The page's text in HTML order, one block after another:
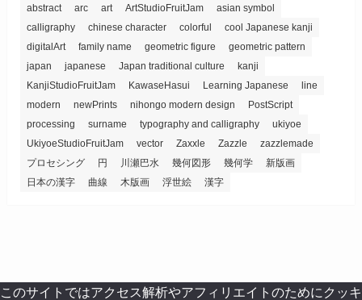
abstract arc art ArtStudioFruitJam
asian symbol
calligraphy
chinese character colorful
cool Japanese kanji
digitalArt
family name geometric figure
geometric pattern
japan
japanese Japan traditional culture
kanji
KanjiStudioFruitJam
KawaseHasui Learning Japanese
line
modern
newPrints nihongo modern design
PostScript
processing
surname typography and calligraphy
ukiyoe
UkiyoeStudioFruitJam
vector Zaxxle Zazzle
zazzlemade
プロセシング
円 川瀬巴水 幾何図形 幾何学
新版画
日本の漢字
曲線 木版画 浮世絵 漢字
このサイトではアクセス解析やアフィリエイトのためにクッキ